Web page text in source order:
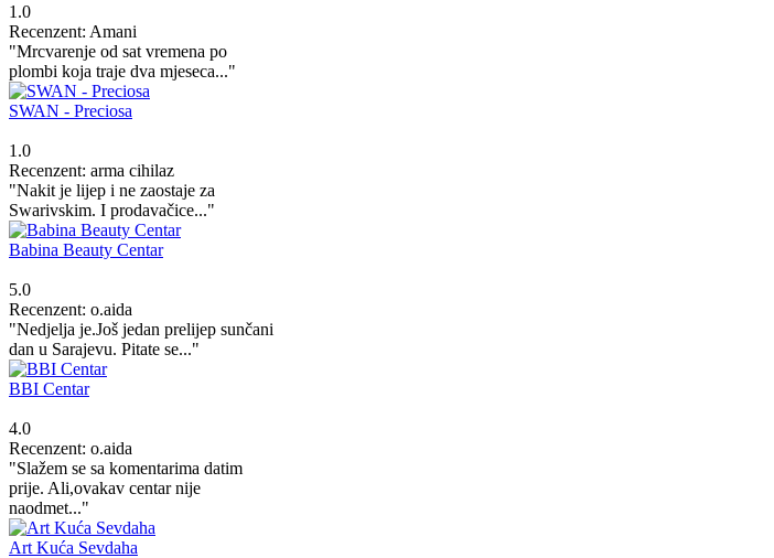
1.0
Recenzent: Amani
"Mrcvarenje od sat vremena po
plombi koja traje dva mjeseca..."
SWAN - Preciosa
1.0
Recenzent: arma cihilaz
"Nakit je lijep i ne zaostaje za
Swarivskim. I prodavačice..."
Babina Beauty Centar
5.0
Recenzent: o.aida
"Nedjelja je.Još jedan prelijep sunčani
dan u Sarajevu. Pitate se..."
BBI Centar
4.0
Recenzent: o.aida
"Slažem se sa komentarima datim
prije. Ali,ovakav centar nije
naodmet..."
Art Kuća Sevdaha